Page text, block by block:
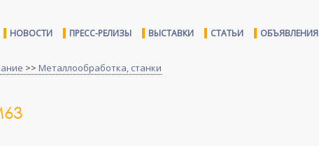
НОВОСТИ ПРЕСС-РЕЛИЗЫ ВЫСТАВКИ СТАТЬИ ОБЪЯВЛЕНИЯ
>> Металлообработка, станки